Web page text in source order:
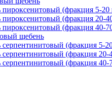
(фракция 5-
(фракция 20-
(фракция 40-
щебень
(фракция 5-
(фракция 20-
(фракция 40-